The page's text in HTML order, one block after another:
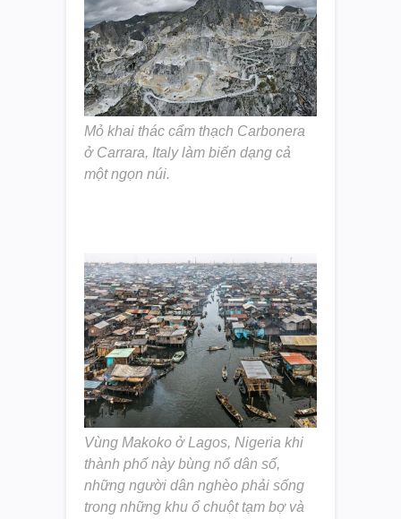
Mỏ khai thác cẩm thạch Carbonera
ở Carrara, Italy làm biến dạng cả
một ngọn núi.
Vùng Makoko ở Lagos, Nigeria khi
thành phố này bùng nổ dân số,
những người dân nghèo phải sống
trong những khu ổ chuột tạm bợ và